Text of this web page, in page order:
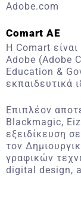
Adobe.com
Comart AE
H Comart
Adobe (Adobe
Education &
εκπαιδευτικά
Επιπλέον
Blackmagic,
εξειδίκευση
τον
γραφικών
digital design,